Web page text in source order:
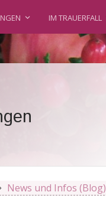
IM TRAUERFALL
News und Infos (Blog)